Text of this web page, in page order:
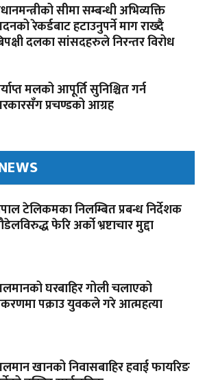
सीमा सम्बन्धी अभिव्यक्ति
रेकर्डबाट हटाउनुपर्ने माग राख्दै
दलका सांसदहरुले निरन्तर विरोध
मलको आपूर्ति सुनिश्चित गर्न
प्रचण्डको आग्रह
टेलिकमका निलम्बित प्रबन्ध निर्देशक
फेरि अर्को भ्रष्टाचार मुद्दा
घरबाहिर गोली चलाएको
पक्राउ युवकले गरे आत्महत्या
खानको निवासबाहिर हवाई फायरिङ